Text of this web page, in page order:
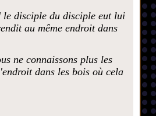
le disciple du disciple eut lui
au même endroit dans
ne connaissons plus les
dans les bois où cela